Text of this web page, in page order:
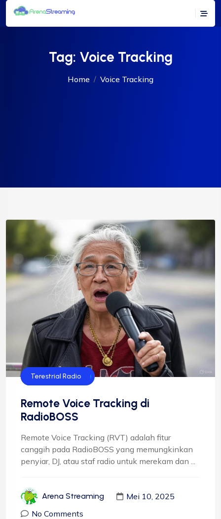
Tag: Voice Tracking
Home Voice Tracking
Streaming Radio
Teknologi Radio
Terestrial Radio
Remote Voice Tracking di
RadioBOSS
Remote Voice Tracking (RVT) adalah fitur
canggih pada RadioBOSS yang memungkinkan
penyiar, DJ, atau staf radio untuk merekam dan ...
Arena Streaming
Mei 10, 2025
No Comments